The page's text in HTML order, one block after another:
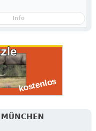
Info